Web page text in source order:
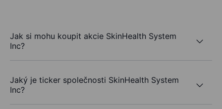
Jak si mohu koupit akcie SkinHealth System
Inc?
Jaký je ticker společnosti SkinHealth System
Inc?